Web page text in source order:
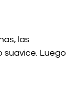
las
suavice. Luego